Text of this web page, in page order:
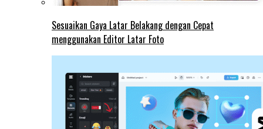
Sesuaikan Gaya Latar Belakang dengan Cepat
menggunakan Editor Latar Foto